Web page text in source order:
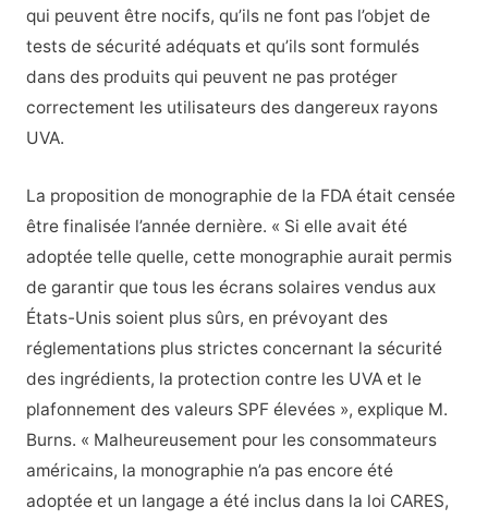
qui peuvent être nocifs, qu’ils ne font pas l’objet de
tests de sécurité adéquats et qu’ils sont formulés
dans des produits qui peuvent ne pas protéger
correctement les utilisateurs des dangereux rayons
UVA.
La proposition de monographie de la FDA était censée
être finalisée l’année dernière. « Si elle avait été
adoptée telle quelle, cette monographie aurait permis
de garantir que tous les écrans solaires vendus aux
États-Unis soient plus sûrs, en prévoyant des
réglementations plus strictes concernant la sécurité
des ingrédients, la protection contre les UVA et le
plafonnement des valeurs SPF élevées », explique M.
Burns. « Malheureusement pour les consommateurs
américains, la monographie n’a pas encore été
adoptée et un langage a été inclus dans la loi CARES,